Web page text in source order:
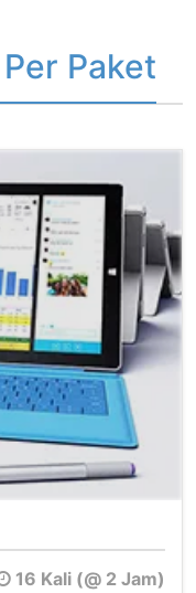
Paket
16 Kali (@ 2 Jam)